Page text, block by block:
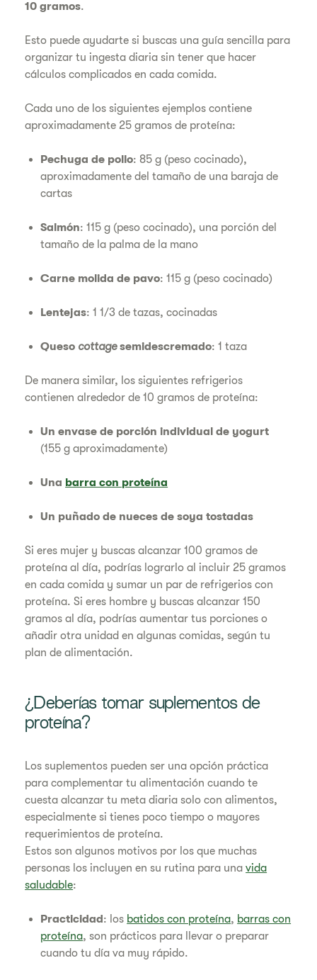
10 gramos.
Esto puede ayudarte si buscas una guía sencilla para
organizar tu ingesta diaria sin tener que hacer
cálculos complicados en cada comida.
Cada uno de los siguientes ejemplos contiene
aproximadamente 25 gramos de proteína:
Pechuga de pollo: 85 g (peso cocinado),
aproximadamente del tamaño de una baraja de
cartas
Salmón: 115 g (peso cocinado), una porción del
tamaño de la palma de la mano
Carne molida de pavo: 115 g (peso cocinado)
Lentejas: 1 1/3 de tazas, cocinadas
Queso cottagesemidescremado: 1 taza
De manera similar, los siguientes refrigerios
contienen alrededor de 10 gramos de proteína:
Un envase de porción individual de yogurt
(155 g aproximadamente)
Una barra con proteína
Un puñado de nueces de soya tostadas
Si eres mujer y buscas alcanzar 100 gramos de
proteína al día, podrías lograrlo al incluir 25 gramos
en cada comida y sumar un par de refrigerios con
proteína. Si eres hombre y buscas alcanzar 150
gramos al día, podrías aumentar tus porciones o
añadir otra unidad en algunas comidas, según tu
plan de alimentación.
¿Deberías tomar suplementos de
proteína?
Los suplementos pueden ser una opción práctica
para complementar tu alimentación cuando te
cuesta alcanzar tu meta diaria solo con alimentos,
especialmente si tienes poco tiempo o mayores
requerimientos de proteína.
Estos son algunos motivos por los que muchas
personas los incluyen en su rutina para unavida
saludable:
Practicidad: los batidos con proteína, barras con
proteína, son prácticos para llevar o preparar
cuando tu día va muy rápido.